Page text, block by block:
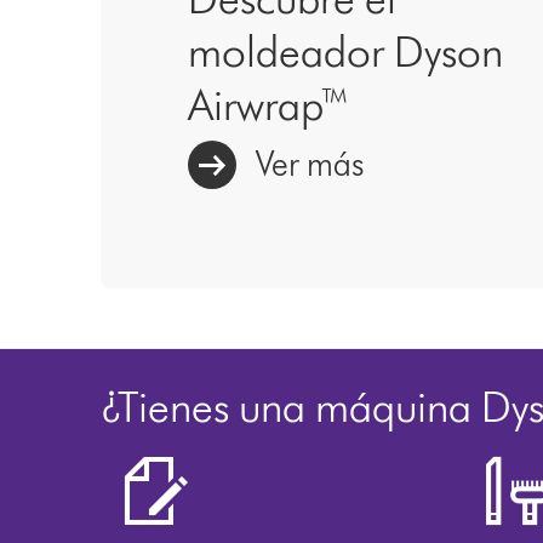
moldeador Dyson
Airwrap™
Ver más
¿Tienes una máquina